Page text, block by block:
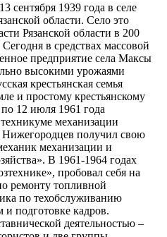
сентября 1939 года в селе
области. Село это
Рязанской области в 200
в средствах массовой
предприятие села Максы
высокими урожаями
крестьянская семья
и простому крестьянскому
по 12 июля 1961 года
механизации
Нижегородцев получил свою
механизации и
В 1961-1964 годах
пробовал себя на
ремонту топливной
по техобслуживанию
и подготовке кадров.
деятельностью –